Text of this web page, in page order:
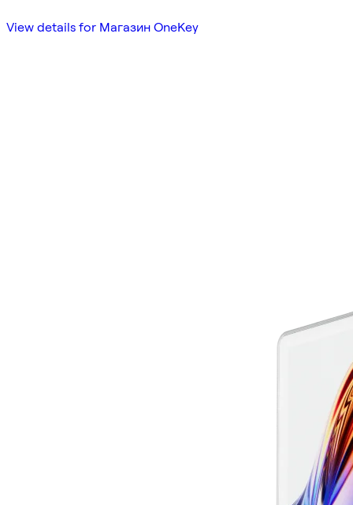
View details for Магазин OneKey